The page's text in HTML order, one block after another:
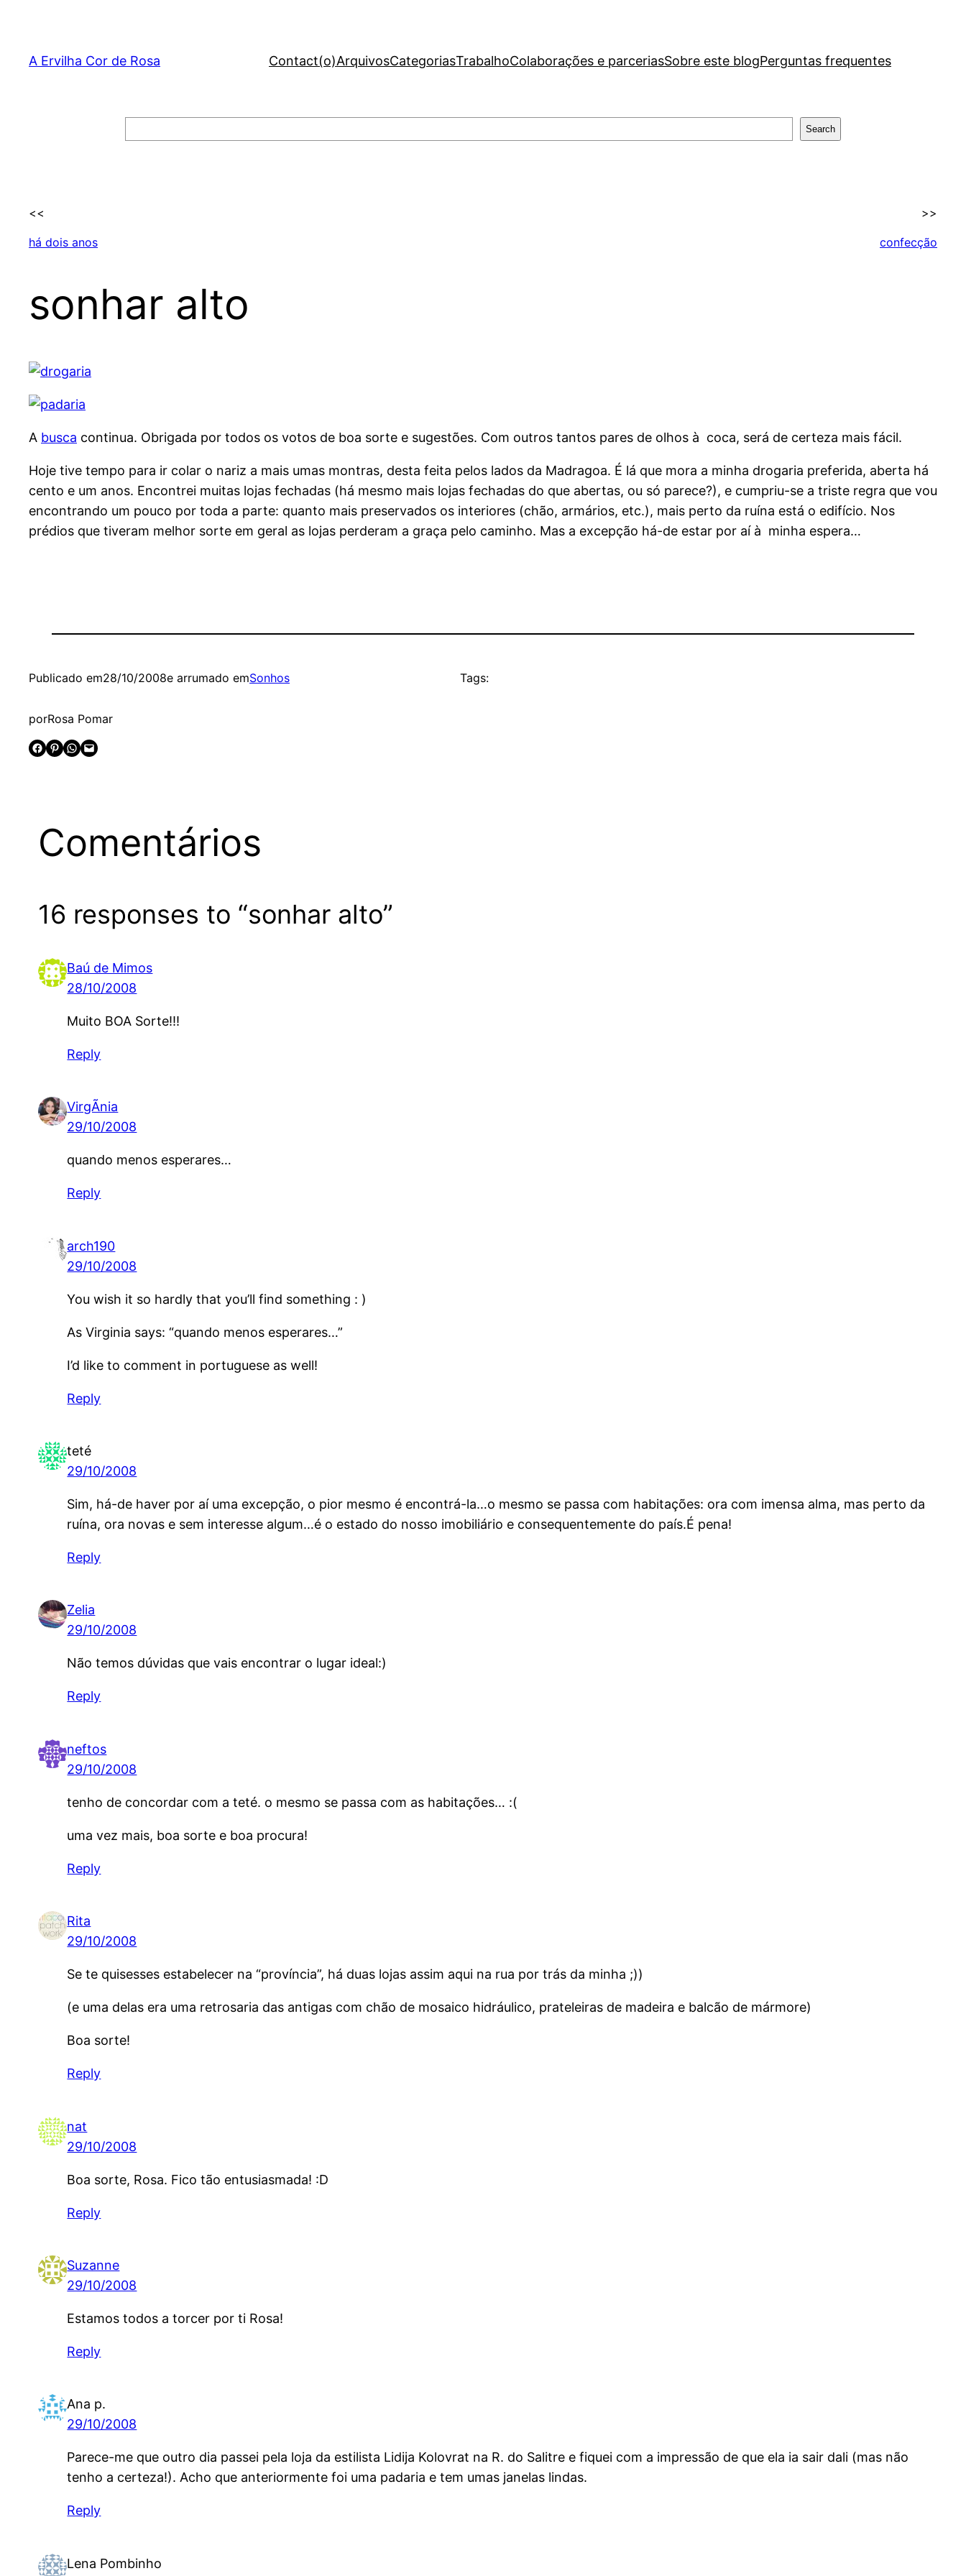
content
A Ervilha Cor de Rosa Contact(o)ArquivosCategoriasTrabalhoColaborações e parceriasSobre este blogPerguntas frequentes
Search
<<
há dois anos
>>
confecção
sonhar alto
A busca continua. Obrigada por todos os votos de boa sorte e sugestões. Com outros tantos pares de olhos à coca, será de certeza mais fácil.
Hoje tive tempo para ir colar o nariz a mais umas montras, desta feita pelos lados da Madragoa. É lá que mora a minha drogaria preferida, aberta há
cento e um anos. Encontrei muitas lojas fechadas (há mesmo mais lojas fechadas do que abertas, ou só parece?), e cumpriu-se a triste regra que vou
encontrando um pouco por toda a parte: quanto mais preservados os interiores (chão, armários, etc.), mais perto da ruína está o edifício. Nos
prédios que tiveram melhor sorte em geral as lojas perderam a graça pelo caminho. Mas a excepção há-de estar por aí à minha espera…
Publicado em28/10/2008e arrumado emSonhos
porRosa Pomar
Share on Facebook
Share on Pinterest Share on WhatsApp Email this Page
Tags:
Comentários
16 responses to “sonhar alto”
Baú de Mimos
28/10/2008
Muito BOA Sorte!!!
Reply
VirgÃ­nia
29/10/2008
quando menos esperares…
Reply
arch190
29/10/2008
You wish it so hardly that you’ll find something : )
As Virginia says: “quando menos esperares…”
I’d like to comment in portuguese as well!
Reply
teté
29/10/2008
Sim, há-de haver por aí uma excepção, o pior mesmo é encontrá-la…o mesmo se passa com habitações: ora com imensa alma, mas perto da
ruína, ora novas e sem interesse algum…é o estado do nosso imobiliário e consequentemente do país.É pena!
Reply
Zelia
29/10/2008
Não temos dúvidas que vais encontrar o lugar ideal:)
Reply
neftos
29/10/2008
tenho de concordar com a teté. o mesmo se passa com as habitações… :(
uma vez mais, boa sorte e boa procura!
Reply
Rita
29/10/2008
Se te quisesses estabelecer na “província”, há duas lojas assim aqui na rua por trás da minha ;))
(e uma delas era uma retrosaria das antigas com chão de mosaico hidráulico, prateleiras de madeira e balcão de mármore)
Boa sorte!
Reply
nat
29/10/2008
Boa sorte, Rosa. Fico tão entusiasmada! :D
Reply
Suzanne
29/10/2008
Estamos todos a torcer por ti Rosa!
Reply
Ana p.
29/10/2008
Parece-me que outro dia passei pela loja da estilista Lidija Kolovrat na R. do Salitre e fiquei com a impressão de que ela ia sair dali (mas não
tenho a certeza!). Acho que anteriormente foi uma padaria e tem umas janelas lindas.
Reply
Lena Pombinho